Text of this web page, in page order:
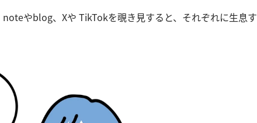
やblog、Xや TikTokを覗き見すると、それぞれに生息す